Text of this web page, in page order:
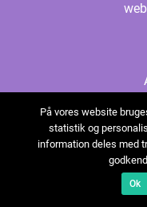
På vores website
statistik og
information deles med
Ok